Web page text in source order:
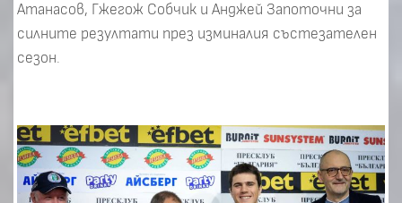
Атанасов, Гжегож Собчик и Анджей Запоточни за
силните резултати през изминалия състезателен
сезон.